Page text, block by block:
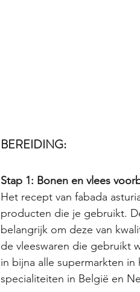
BEREIDING:
Stap 1: Bonen en vlees
Het recept van fabada
producten die je gebruikt.
belangrijk om deze van
de vleeswaren die gebruikt
in bijna alle supermarkten in
specialiteiten in België en